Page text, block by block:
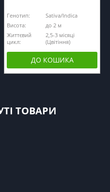
Генотип:
Sativa/Indica
Висота:
до 2 м
Життєвий
цикл:
2,5-3 місяці
(Цвітіння)
ДО КОШИКА
ТОВАРИ